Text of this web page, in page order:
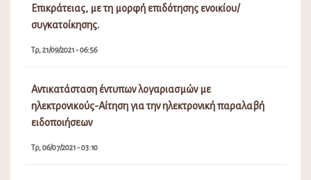
Επικράτειας, με τη μορφή επιδότησης ενοικίου/
συγκατοίκησης.
Τρ, 21/09/2021 - 06:56
Αντικατάσταση έντυπων λογαριασμών με
ηλεκτρονικούς-Αίτηση για την ηλεκτρονική παραλαβή
ειδοποιήσεων
Τρ, 06/07/2021 - 03:10